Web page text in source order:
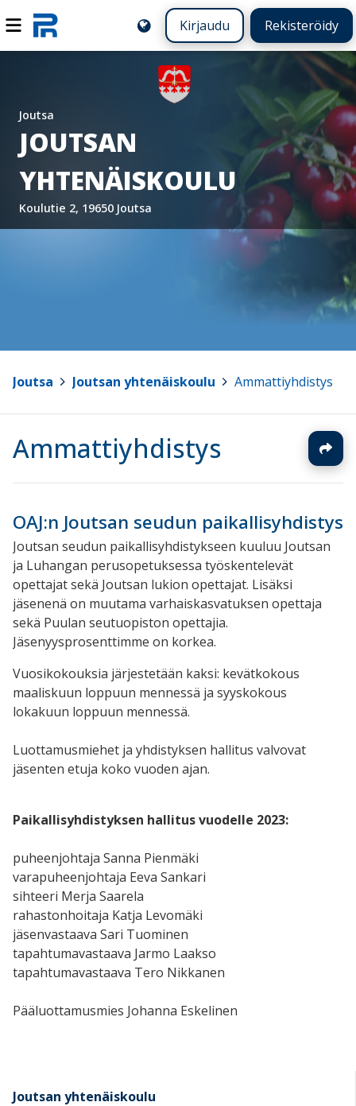
Kirjaudu Rekisteröidy
Joutsa
JOUTSAN
YHTENÄISKOULU
Koulutie 2, 19650 Joutsa
Joutsa Joutsan yhtenäiskoulu Ammattiyhdistys
Ammattiyhdistys
OAJ:n Joutsan seudun paikallisyhdistys
Joutsan seudun paikallisyhdistykseen kuuluu Joutsan
ja Luhangan perusopetuksessa työskentelevät
opettajat sekä Joutsan lukion opettajat. Lisäksi
jäsenenä on muutama varhaiskasvatuksen opettaja
sekä Puulan seutuopiston opettajia.
Jäsenyysprosenttimme on korkea.
Vuosikokouksia järjestetään kaksi: kevätkokous
maaliskuun loppuun mennessä ja syyskokous
lokakuun loppuun mennessä.
Luottamusmiehet ja yhdistyksen hallitus valvovat
jäsenten etuja koko vuoden ajan.
Paikallisyhdistyksen hallitus vuodelle 2023:
puheenjohtaja Sanna Pienmäki
varapuheenjohtaja Eeva Sankari
sihteeri Merja Saarela
rahastonhoitaja Katja Levomäki
jäsenvastaava Sari Tuominen
tapahtumavastaava Jarmo Laakso
tapahtumavastaava Tero Nikkanen
Pääluottamusmies Johanna Eskelinen
Joutsan yhtenäiskoulu